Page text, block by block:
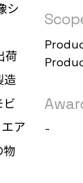
シ
荷
造
ビ
ア
物
-